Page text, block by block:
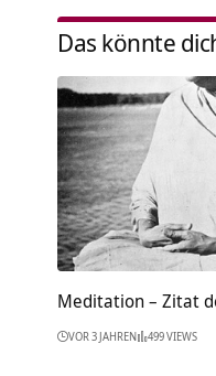
Das könnte
Meditation – Zitat
VOR 3 JAHREN 499 VIEWS